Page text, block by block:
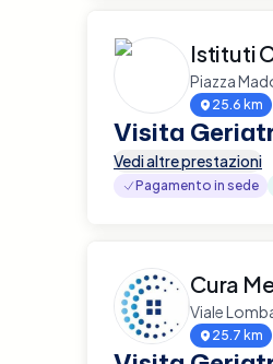
Istituti
Piazza
25.6 km
Visita
Vedi altre prestazioni
Pagamento in sede
Cura
Viale
25.7 km